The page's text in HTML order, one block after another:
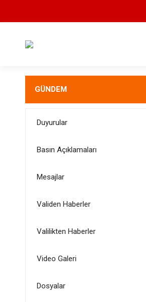
GÜNDEM
Duyurular
Basın Açıklamaları
Mesajlar
Validen Haberler
Valilikten Haberler
Video Galeri
Dosyalar